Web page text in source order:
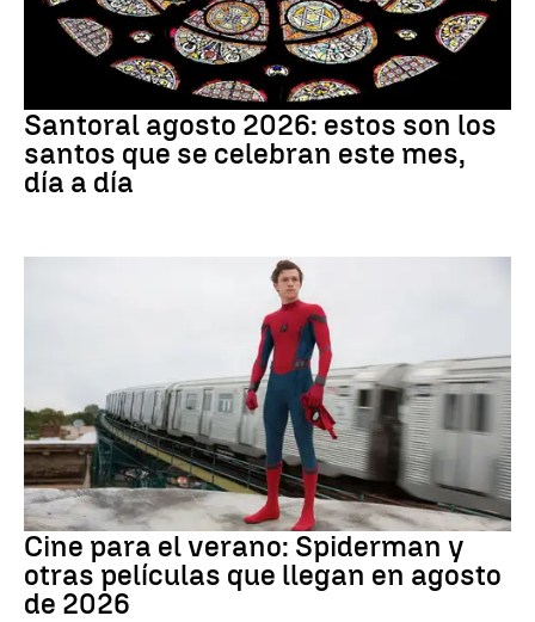
Santoral agosto 2026: estos son los
santos que se celebran este mes,
día a día
Cine
Cine para el verano: Spiderman y
otras películas que llegan en agosto
de 2026